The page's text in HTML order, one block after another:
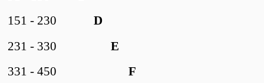
D
151 - 230
E
231 - 330
F
331 - 450